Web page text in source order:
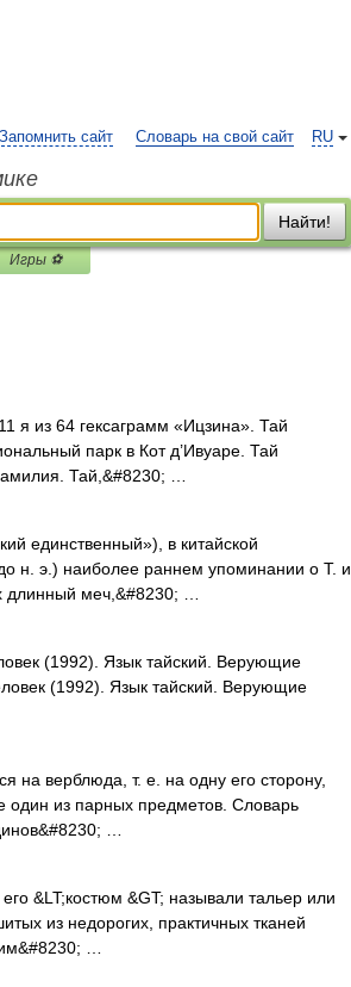
RU
Запомнить сайт Словарь на свой сайт
Найти!
Игры ⚽
я из 64 гексаграмм «Ицзина». Тай
парк в Кот д’Ивуаре. Тай
Тай,&#8230; …
единственный»), в китайской
н. э.) наиболее раннем упоминании о Т. и
длинный меч,&#8230; …
(1992). Язык тайский. Верующие
(1992). Язык тайский. Верующие
на верблюда, т. е. на одну его сторону,
один из парных предметов. Словарь
…
&LT;костюм &GT; называли тальер или
из недорогих, практичных тканей
…